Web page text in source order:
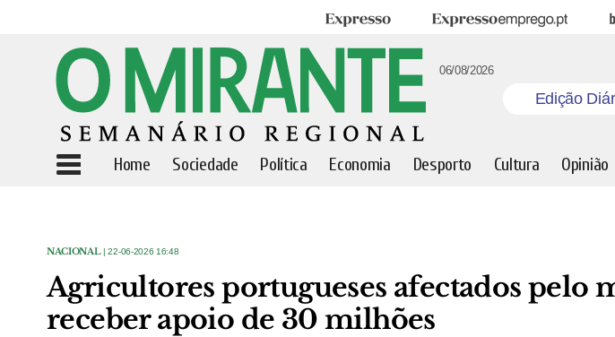
Expresso Expresso Emprego
06/08/2026
Edição
Home Sociedade Política Economia Desporto Cultura Opinião
NACIONAL| 22-06-2026 16:48
Agricultores portugueses afectados pelo
receber apoio de 30 milhões